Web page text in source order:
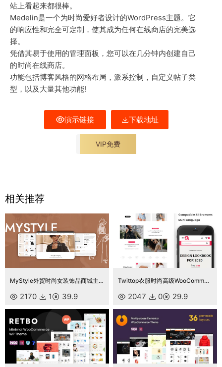
站上看起来都很棒。
Medelin是一个为时尚爱好者设计的WordPress主题。它
的响应性和完全可定制，使其成为任何在线商店的完美选
择。
凭借其易于使用的管理面板，您可以在几分钟内创建自己
的时尚在线商店。
功能包括博客风格的网格布局，派系控制，自定义帖子类
型，以及大量其他功能!
演示链接 下载地址
VIP免费
相关推荐
MyStyle外贸时尚女装饰品商城主题源码
2170 1 39.9
Twittop衣服时尚高级WooCommerce主题
2047 0 29.9